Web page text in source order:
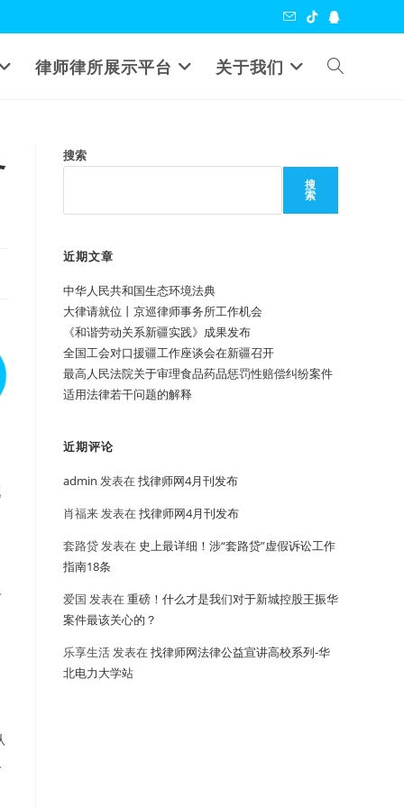
律师律所展示平台 关于我们 Toggle
搜索
搜
索
近期文章
中华人民共和国生态环境法典
大律请就位丨京巡律师事务所工作机会
《和谐劳动关系新疆实践》成果发布
全国工会对口援疆工作座谈会在新疆召开
最高人民法院关于审理食品药品惩罚性赔偿纠纷案件
适用法律若干问题的解释
近期评论
admin 发表在找律师网4月刊发布
肖福来发表在找律师网4月刊发布
套路贷发表在 史上最详细！涉“套路贷”虚假诉讼工作
指南18条
爱国 发表在重磅！什么才是我们对于新城控股王振华
案件最该关心的？
乐享生活发表在找律师网法律公益宣讲高校系列-华
北电力大学站